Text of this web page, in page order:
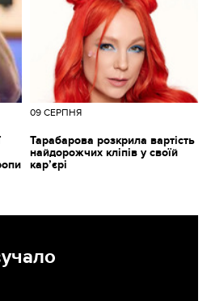
09 СЕРПНЯ
Тарабарова розкрила вартість
найдорожчих кліпів у своїй
кар’єрі